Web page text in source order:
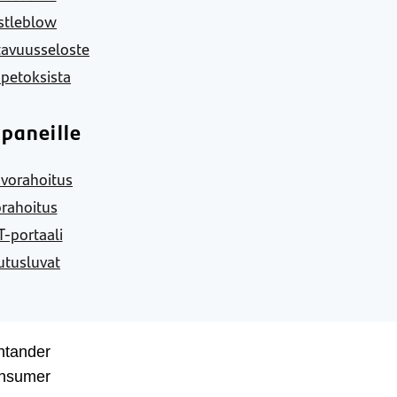
portaali